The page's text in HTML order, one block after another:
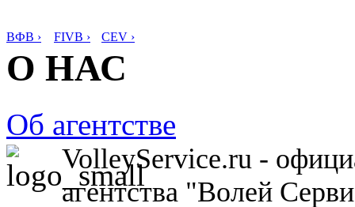
ВФВ › FIVB › CEV ›
О НАС
Об агентстве
VolleyService.ru -
агентства "Волей